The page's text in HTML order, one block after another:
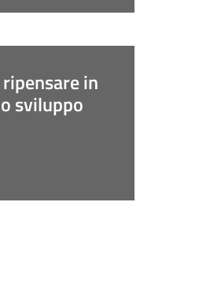
in
sviluppo